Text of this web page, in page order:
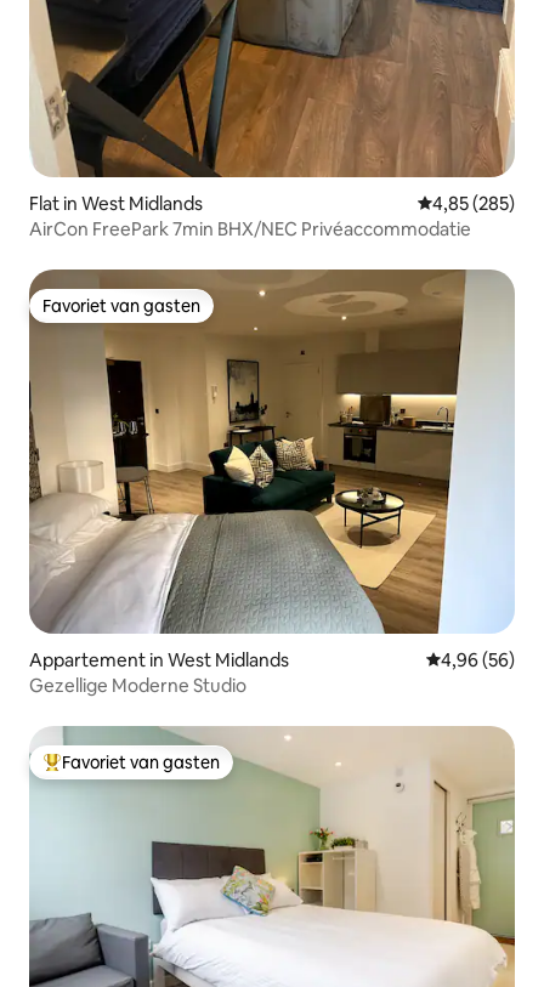
Flat in West Midlands Gemiddelde
4,85 (285)
AirCon FreePark 7min BHX/NEC Privéaccommodatie
Favoriet van gasten
Favoriet van gasten
Appartement in West Midlands Gemiddelde
4,96 (56)
Gezellige Moderne Studio
Topfavoriet van gasten
Favoriet van gasten